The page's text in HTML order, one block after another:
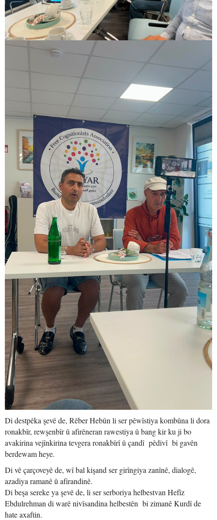
Di destpêka şevê de, Rêber Hebûn li ser pêwîstiya kombûna li dora
ronakbîr, rewşenbîr û afirêneran rawestiya û bang kir ku ji bo
avakirina vejînkirina tevgera ronakbîrî û çandî pêdivî bi gavên
berdewam heye.
Di vê çarçoveyê de, wî bal kişand ser girîngiya zanînê, dialogê,
azadiya ramanê û afirandinê.
Di beşa sereke ya şevê de, li ser serboriya helbestvan Hefîz
Ebdulrehman di warê nivîsandina helbestên bi zimanê Kurdî de
hate axaftin.